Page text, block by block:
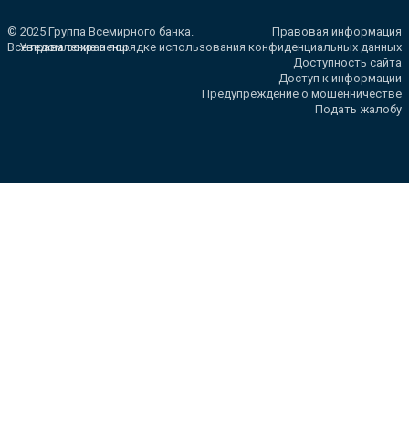
© 2025 Группа Всемирного банка.
Все права сохранены.
Правовая информация
Уведомление о порядке использования конфиденциальных данных
Доступность сайта
Доступ к информации
Предупреждение о мошенничестве
Подать жалобу